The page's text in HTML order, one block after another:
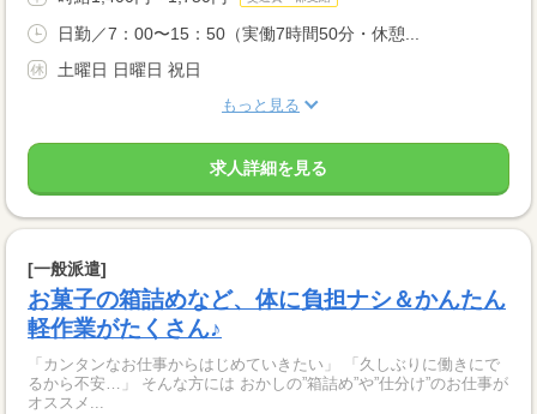
日勤／7：00〜15：50（実働7時間50分・休憩...
土曜日 日曜日 祝日
もっと見る
求人詳細を見る
[一般派遣]
お菓子の箱詰めなど、体に負担ナシ＆かんたん
軽作業がたくさん♪
「カンタンなお仕事からはじめていきたい」 「久しぶりに働きにで
るから不安…」 そんな方には おかしの”箱詰め”や”仕分け”のお仕事が
オススメ...